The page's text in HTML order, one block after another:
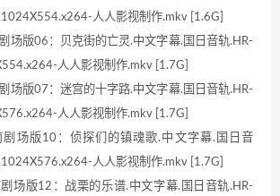
人人影视制作.mkv [1.6G]
版06：贝克街的亡灵.中文字幕.国日音轨.HR-
人人影视制作.mkv [1.7G]
版07：迷宫的十字路.中文字幕.国日音轨.HR-
人人影视制作.mkv [1.7G]
场版10：侦探们的镇魂歌.中文字幕.国日音
人人影视制作.mkv [1.7G]
场版12：战栗的乐谱.中文字幕.国日音轨.HR-